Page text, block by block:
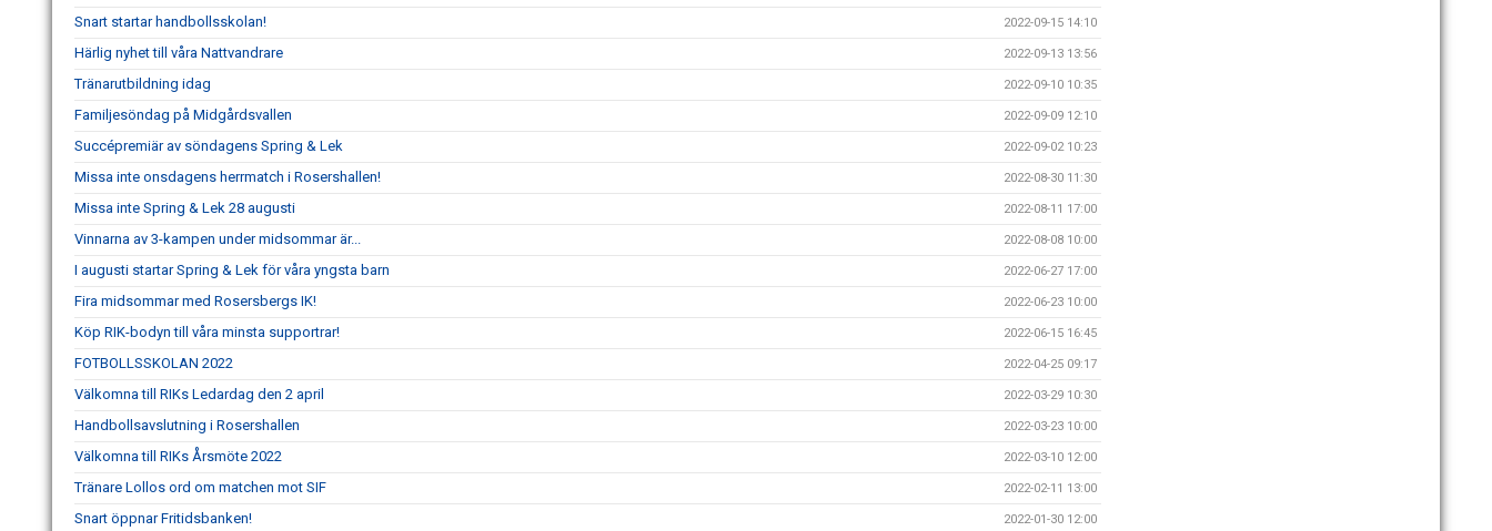
Snart startar handbollsskolan! 2022-09-15 14:10
Härlig nyhet till våra Nattvandrare 2022-09-13 13:56
Tränarutbildning idag 2022-09-10 10:35
Familjesöndag på Midgårdsvallen 2022-09-09 12:10
Succépremiär av söndagens Spring & Lek 2022-09-02 10:23
Missa inte onsdagens herrmatch i Rosershallen! 2022-08-30 11:30
Missa inte Spring & Lek 28 augusti 2022-08-11 17:00
Vinnarna av 3-kampen under midsommar är... 2022-08-08 10:00
I augusti startar Spring & Lek för våra yngsta barn 2022-06-27 17:00
Fira midsommar med Rosersbergs IK! 2022-06-23 10:00
Köp RIK-bodyn till våra minsta supportrar! 2022-06-15 16:45
FOTBOLLSSKOLAN 2022 2022-04-25 09:17
Välkomna till RIKs Ledardag den 2 april 2022-03-29 10:30
Handbollsavslutning i Rosershallen 2022-03-23 10:00
Välkomna till RIKs Årsmöte 2022 2022-03-10 12:00
Tränare Lollos ord om matchen mot SIF 2022-02-11 13:00
Snart öppnar Fritidsbanken! 2022-01-30 12:00